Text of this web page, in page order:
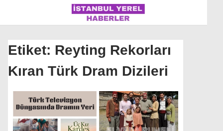
ÜLKE GÜNDEMI
MAGAZIN
Etiket: Reyting Rekorları
Kıran Türk Dram Dizileri